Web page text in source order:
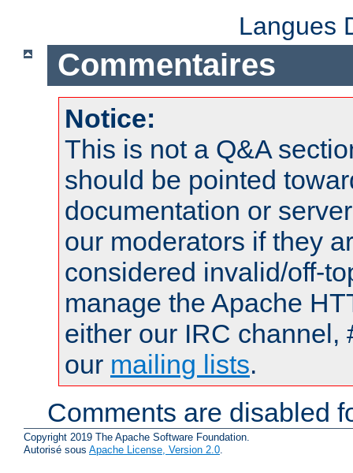
Langues
Commentaires
Notice:
This is not a Q&A
should be pointed
documentation or
our moderators if they
considered invalid/off-
manage the Apache
either our IRC channel,
our mailing lists.
Comments are disabled
Copyright 2019 The Apache Software Foundation.
Autorisé sous Apache License, Version 2.0